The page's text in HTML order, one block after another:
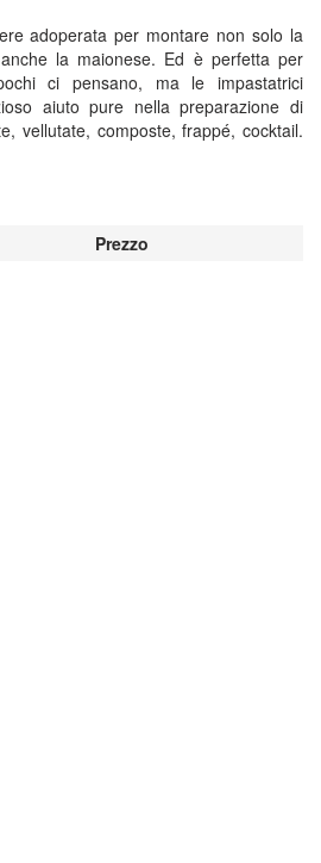
adoperata per montare non solo la
la maionese. Ed è perfetta per
ci pensano, ma le impastatrici
aiuto pure nella preparazione di
vellutate, composte, frappé, cocktail.
Prezzo